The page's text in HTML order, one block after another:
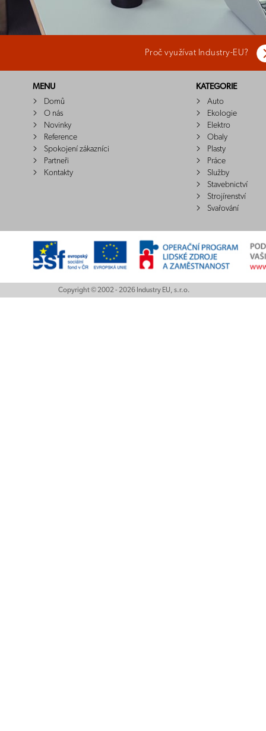
Proč využívat Industry-EU?
MENU
Domů
O nás
Novinky
Reference
Spokojení zákazníci
Partneři
Kontakty
KATEGORIE
Auto
Ekologie
Elektro
Obaly
Plasty
Práce
Služby
Stavebnictví
Strojírenství
Svařování
Copyright © 2002 - 2026 Industry EU, s.r.o.